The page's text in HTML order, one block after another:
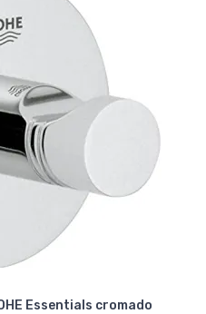
Essentials cromado